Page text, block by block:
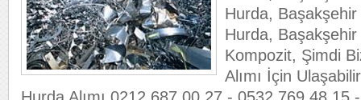
Hurda,
Hurda,
Kompozit, Şimdi
Alımı İçin